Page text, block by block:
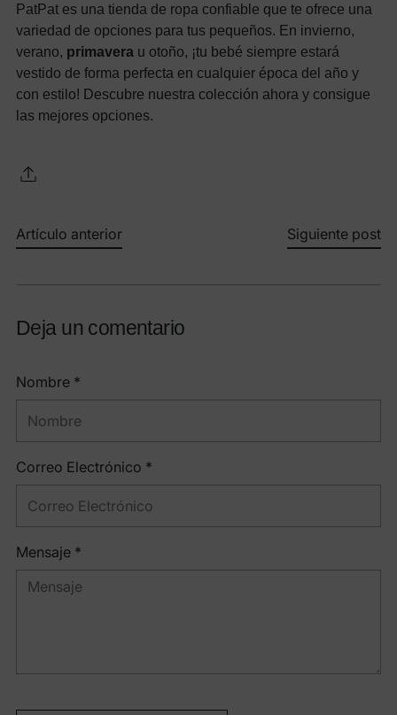
PatPat es una tienda de ropa confiable que te ofrece una
variedad de opciones para tus pequeños. En invierno,
verano, primavera u otoño, ¡tu bebé siempre estará
vestido de forma perfecta en cualquier época del año y
con estilo! Descubre nuestra colección ahora y consigue
las mejores opciones.
Artículo anterior Siguiente post
Deja un comentario
Nombre *
Correo Electrónico *
Mensaje *